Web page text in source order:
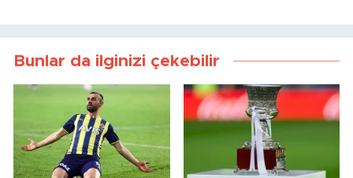
Bunlar da ilginizi çekebilir